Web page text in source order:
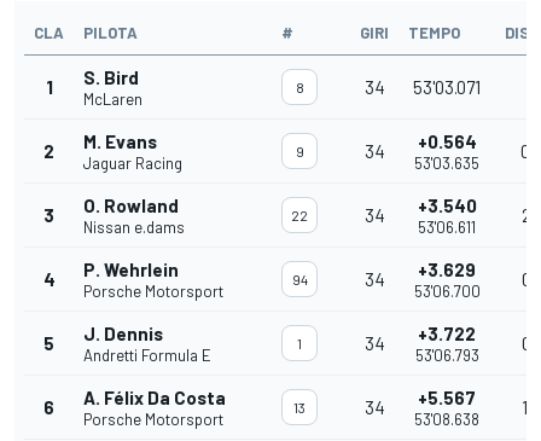
CLA PILOTA # GIRI TEMPO
1 S. Bird
McLaren
8 34 53'03.071
2 M. Evans
Jaguar Racing
9 34 +0.564
53'03.635
3 O. Rowland
Nissan e.dams
22 34 +3.540
53'06.611
4 P. Wehrlein
Porsche Motorsport
94 34 +3.629
53'06.700
5 J. Dennis
Andretti Formula E
1 34 +3.722
53'06.793
6 A. Félix Da Costa
Porsche Motorsport
13 34 +5.567
53'08.638